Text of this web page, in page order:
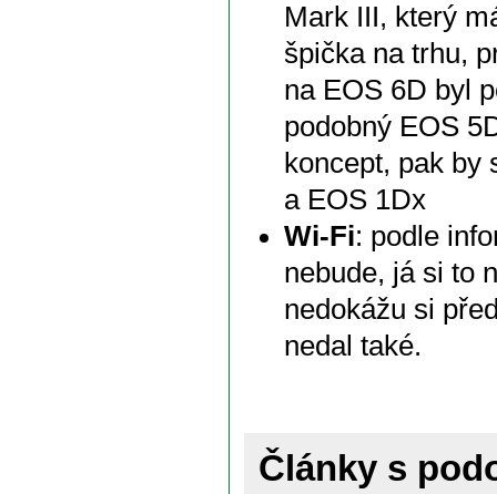
Mark III, který
špička na trhu,
na EOS 6D byl
podobný EOS
koncept, pak by
a EOS 1Dx
Wi-Fi: podle
nebude, já si to
nedokážu si
nedal také.
Články s